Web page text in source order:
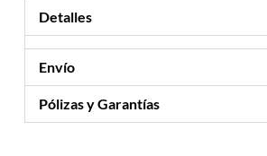
Detalles
Envío
Pólizas y Garantías